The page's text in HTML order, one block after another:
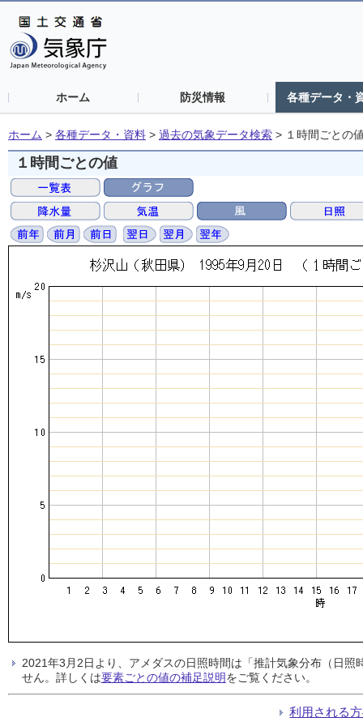
ホーム 防災情報 各種データ・
ホーム > 各種データ・資料 > 過去の気象データ検索 > １時間ごとの
１時間ごとの値
2021年3月2日より、アメダスの日照時間は「推計気象分布（日
せん。詳しくは要素ごとの値の補足説明をご覧ください。
利用される